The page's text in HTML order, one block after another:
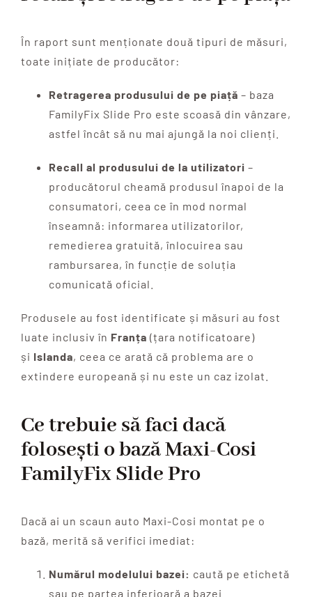
În raport sunt menționate două tipuri de măsuri,
toate inițiate de producător:
Retragerea produsului de pe piață – baza
FamilyFix Slide Pro este scoasă din vânzare,
astfel încât să nu mai ajungă la noi clienți.
Recall al produsului de la utilizatori –
producătorul cheamă produsul înapoi de la
consumatori, ceea ce în mod normal
înseamnă: informarea utilizatorilor,
remedierea gratuită, înlocuirea sau
rambursarea, în funcție de soluția
comunicată oficial.
Produsele au fost identificate și măsuri au fost
luate inclusiv în Franța (țara notificatoare)
și Islanda, ceea ce arată că problema are o
extindere europeană și nu este un caz izolat.
Ce trebuie să faci dacă
folosești o bază Maxi-Cosi
FamilyFix Slide Pro
Dacă ai un scaun auto Maxi-Cosi montat pe o
bază, merită să verifici imediat:
Numărul modelului bazei: caută pe etichetă
sau pe partea inferioară a bazei